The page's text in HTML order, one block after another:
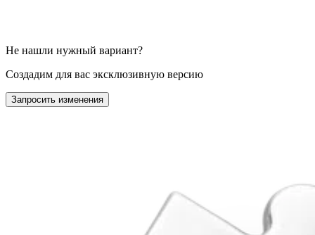
Не нашли нужный вариант?
Создадим для вас эксклюзивную версию
Запросить изменения